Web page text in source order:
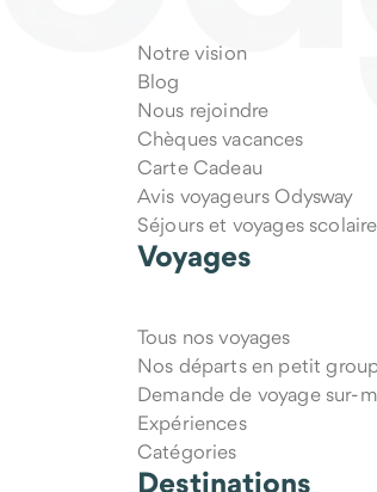
Notre vision
Blog
Nous rejoindre
Chèques vacances
Carte Cadeau
Avis voyageurs Odysway
Séjours et voyages
Voyages
Tous nos voyages
Nos départs en petit
Demande de voyage sur-
Expériences
Catégories
Destinations